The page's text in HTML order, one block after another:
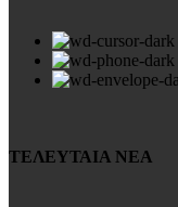
ΤΕΛΕΥΤΑΙΑ ΝΕΑ